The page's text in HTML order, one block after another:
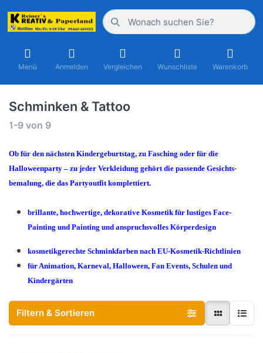
Menü Anmelden Vergleichen Wunschliste Warenkorb
Schminken & Tattoo
1-9 von 9
Ob für den nächsten Kindergeburtstag, zu Fasching oder für die
Halloweenparty – zu jeder Verkleidung gehört die passende Gesichts-
bemalung, die das Partyoutfit komplettiert.
brillante, hochwertige, dekorative Kosmetik für lustiges Face-
Painting und Painting und anspruchsvolles Körperdesign
kosmetikgerechte Schminkfarben nach EU-Kosmetik-Richtlinien
für Animation, Karneval, Halloween, Fan Events, Schulen und
Kindergärten
Filtern & Sortieren